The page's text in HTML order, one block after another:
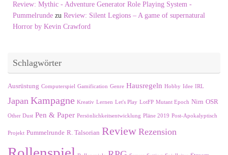
Review: Mythic - Adventure Generator Role Playing System -
Pummelrunde zu Review: Silent Legions – A game of supernatural
Horror by Kevin Crawford
Schlagwörter
Ausrüstung Computerspiel Gamification Genre Hausregeln Hobby Idee IRL
Japan Kampagne Kreativ Lernen Let's Play LotFP Mutant Epoch Nirn OSR
Other Dust Pen & Paper Persönlichkeitsentwicklung Pläne 2019 Post-Apokalyptisch
Projekt Pummelrunde R. Talsorian Review Rezension